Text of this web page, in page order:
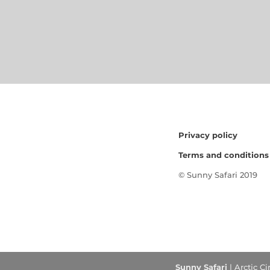
Privacy policy
Terms and conditions
© Sunny Safari 2019
Sunny Safari | Arctic